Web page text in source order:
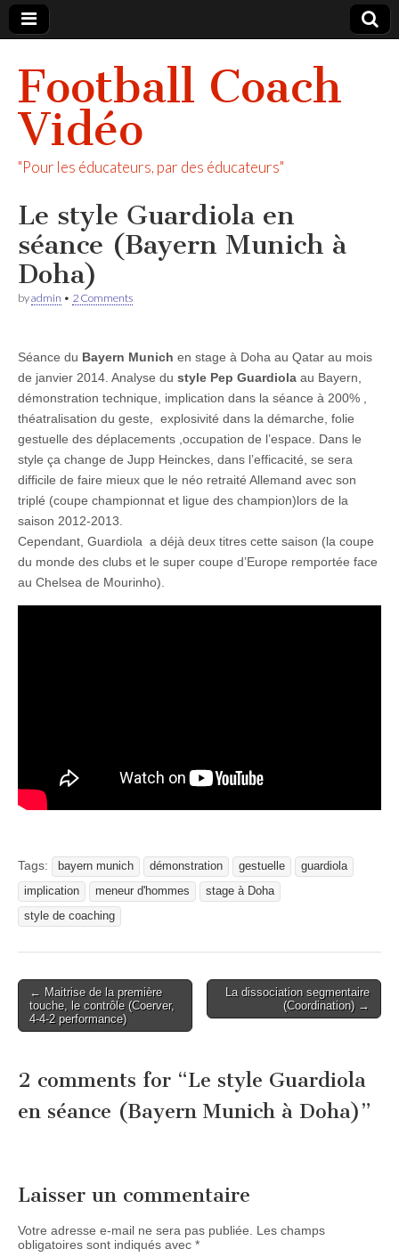
Football Coach
Vidéo
"Pour les éducateurs, par des éducateurs"
Le style Guardiola en
séance (Bayern Munich à
Doha)
byadmin • 2 Comments
Séance du Bayern Munich en stage à Doha au Qatar au mois
de janvier 2014. Analyse du style Pep Guardiola au Bayern,
démonstration technique, implication dans la séance à 200% ,
théatralisation du geste, explosivité dans la démarche, folie
gestuelle des déplacements ,occupation de l’espace. Dans le
style ça change de Jupp Heinckes, dans l’efficacité, se sera
difficile de faire mieux que le néo retraité Allemand avec son
triplé (coupe championnat et ligue des champion)lors de la
saison 2012-2013.
Cependant, Guardiola a déjà deux titres cette saison (la coupe
du monde des clubs et le super coupe d’Europe remportée face
au Chelsea de Mourinho).
Tags: bayern munich démonstration gestuelle
guardiola
implication
meneur d'hommes
stage à Doha
style de coaching
Post
navigation
← Maitrise de la première
touche, le contrôle (Coerver,
4-4-2 performance)
La dissociation segmentaire
(Coordination) →
2 comments for “Le style Guardiola
en séance (Bayern Munich à Doha)”
Laisser un commentaire
Votre adresse e-mail ne sera pas publiée.
Les champs
obligatoires sont indiqués avec *